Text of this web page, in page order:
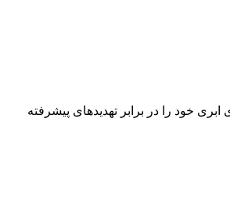
خود را در برابر تهدیدهای پیشرفته